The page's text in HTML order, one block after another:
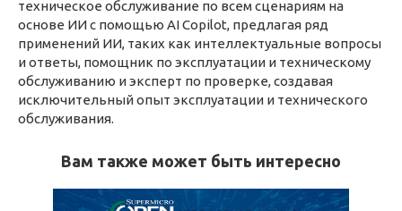
техническое обслуживание по всем сценариям на
основе ИИ с помощью AI Copilot, предлагая ряд
применений ИИ, таких как интеллектуальные вопросы
и ответы, помощник по эксплуатации и техническому
обслуживанию и эксперт по проверке, создавая
исключительный опыт эксплуатации и технического
обслуживания.
Вам также может быть интересно